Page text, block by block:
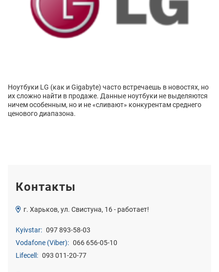
Ноутбуки LG (как и Gigabyte) часто встречаешь в новостях, но
их сложно найти в продаже. Данные ноутбуки не выделяются
ничем особенным, но и не «сливают» конкурентам среднего
ценового диапазона.
Контакты
г. Харьков, ул. Свистуна, 16 - работает!
Kyivstar: 097 893-58-03
Vodafone (Viber): 066 656-05-10
Lifecell: 093 011-20-77